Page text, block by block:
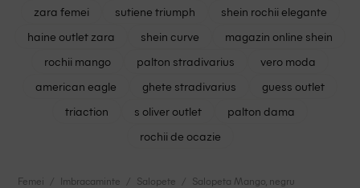
zara femei
sutiene triumph
shein rochii elegante
haine outlet zara
shein curve
magazin online shein
rochii mango
palton stradivarius
vero moda
american eagle
ghete stradivarius
guess outlet
triaction
s oliver outlet
palton dama
rochii de ocazie
Femei Imbracaminte Salopete Salopeta Mango, negru